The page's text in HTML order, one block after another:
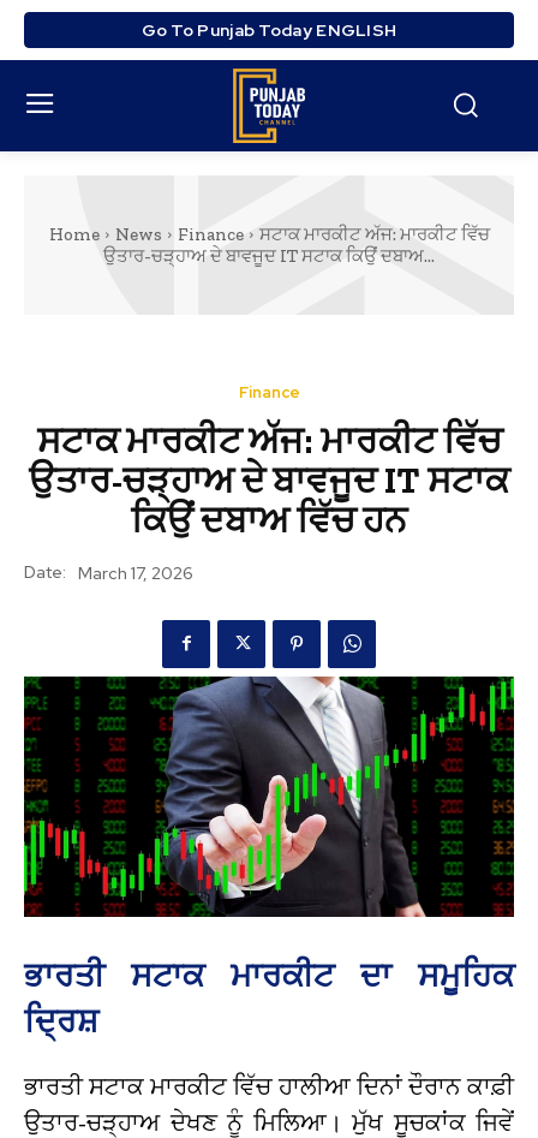
Go To Punjab Today ENGLISH
Home News Finance
ਸਟਾਕ ਮਾਰਕੀਟ ਅੱਜ: ਮਾਰਕੀਟ ਵਿੱਚ
ਉਤਾਰ-ਚੜ੍ਹਾਅ ਦੇ ਬਾਵਜੂਦ IT ਸਟਾਕ ਕਿਉਂ ਦਬਾਅ...
Finance
ਸਟਾਕ ਮਾਰਕੀਟ ਅੱਜ: ਮਾਰਕੀਟ ਵਿੱਚ
ਉਤਾਰ-ਚੜ੍ਹਾਅ ਦੇ ਬਾਵਜੂਦ IT ਸਟਾਕ
ਕਿਉਂ ਦਬਾਅ ਵਿੱਚ ਹਨ
Date: March 17, 2026
ਭਾਰਤੀ ਸਟਾਕ ਮਾਰਕੀਟ ਦਾ ਸਮੂਹਿਕ
ਦ੍ਰਿਸ਼
ਭਾਰਤੀ ਸਟਾਕ ਮਾਰਕੀਟ ਵਿੱਚ ਹਾਲੀਆ ਦਿਨਾਂ ਦੌਰਾਨ ਕਾਫ਼ੀ
ਉਤਾਰ-ਚੜ੍ਹਾਅ ਦੇਖਣ ਨੂੰ ਮਿਲਿਆ। ਮੁੱਖ ਸੂਚਕਾਂਕ ਜਿਵੇਂ